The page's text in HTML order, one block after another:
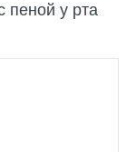
пеной у рта